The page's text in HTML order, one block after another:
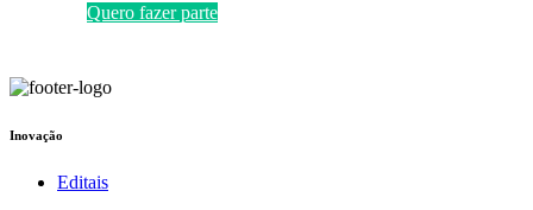
Quero fazer parte
Inovação
Editais